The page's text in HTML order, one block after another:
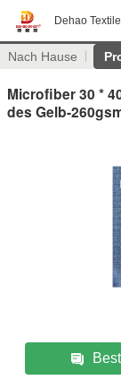
Dehao
Nach Hause
Microfiber 30 *
des Gelb-